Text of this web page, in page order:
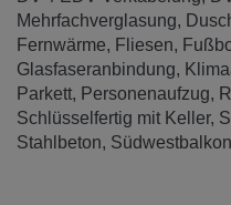
Mehrfachverglasung
Fernwärme
Fliesen
Glasfaseranbindung
Parkett
Personenaufzug
Schlüsselfertig mit Keller
Stahlbeton